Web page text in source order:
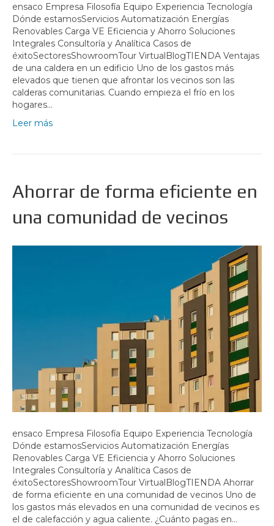
ensaco Empresa Filosofía Equipo Experiencia Tecnología
Dónde estamosServicios Automatización Energías
Renovables Carga VE Eficiencia y Ahorro Soluciones
Integrales Consultoría y Analítica Casos de
éxitoSectoresShowroomTour VirtualBlogTIENDA Ventajas
de una caldera en un edificio Uno de los gastos más
elevados que tienen que afrontar los vecinos son las
calderas comunitarias. Cuando empieza el frío en los
hogares…
Leer más
Ahorrar de forma eficiente en
una comunidad de vecinos
ensaco Empresa Filosofía Equipo Experiencia Tecnología
Dónde estamosServicios Automatización Energías
Renovables Carga VE Eficiencia y Ahorro Soluciones
Integrales Consultoría y Analítica Casos de
éxitoSectoresShowroomTour VirtualBlogTIENDA Ahorrar
de forma eficiente en una comunidad de vecinos Uno de
los gastos más elevados en una comunidad de vecinos es
el de calefacción y agua caliente. ¿Cuánto pagas en…